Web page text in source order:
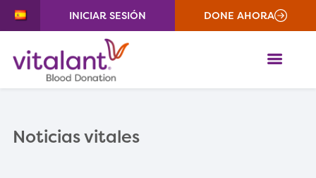
INICIAR SESIÓN DONE AHORA
Noticias vitales